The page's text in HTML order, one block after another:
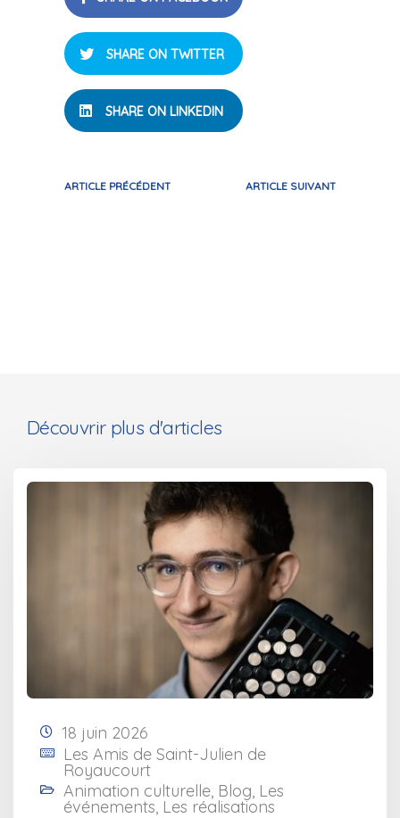
SHARE ON TWITTER
SHARE ON LINKEDIN
ARTICLE PRÉCÉDENT ARTICLE SUIVANT
Découvrir plus d'articles
18 juin 2026
Les Amis de Saint-Julien de
Royaucourt
Animation culturelle, Blog, Les
événements, Les réalisations